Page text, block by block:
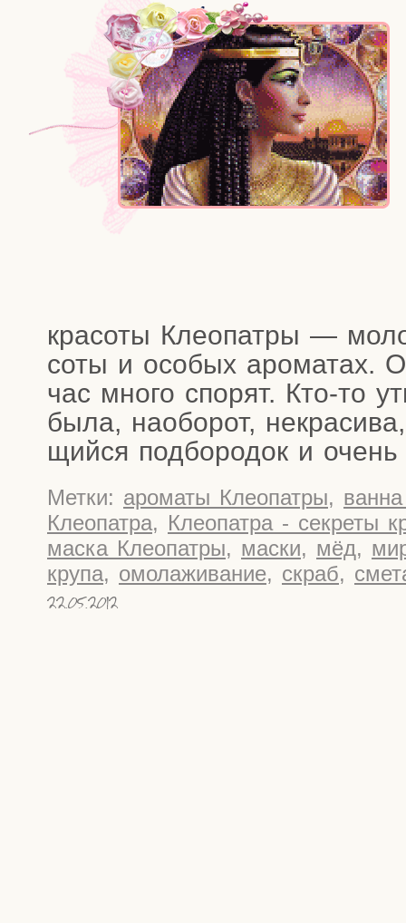
кра­со­ты Клео­пат­ры —
со­ты и осо­бых аро­ма­тах.
час мно­го спо­рят. Кто-то
была, наобо­рот,
щий­ся под­бо­ро­док и
Метки: ароматы Клеопатры,
Клеопатра, Клеопатра - секреты
маска Клеопатры, маски, мёд,
крупа, омолаживание, скраб,
22.05.2012